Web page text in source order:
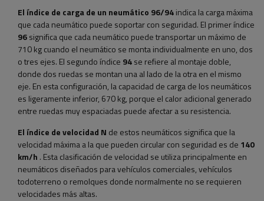
El índice de carga de un neumático 96/94indica la carga máxima
que cada neumático puede soportar con seguridad. El primer índice
96significa que cada neumático puede transportar un máximo de
710 kg cuando el neumático se monta individualmente en uno, dos
o tres ejes. El segundo índice 94se refiere al montaje doble,
donde dos ruedas se montan una al lado de la otra en el mismo
eje. En esta configuración, la capacidad de carga de los neumáticos
es ligeramente inferior, 670 kg, porque el calor adicional generado
entre ruedas muy espaciadas puede afectar a su resistencia.
El índice de velocidad N de estos neumáticos significa que la
velocidad máxima a la que pueden circular con seguridad es de 140
km/h . Esta clasificación de velocidad se utiliza principalmente en
neumáticos diseñados para vehículos comerciales, vehículos
todoterreno o remolques donde normalmente no se requieren
velocidades más altas.